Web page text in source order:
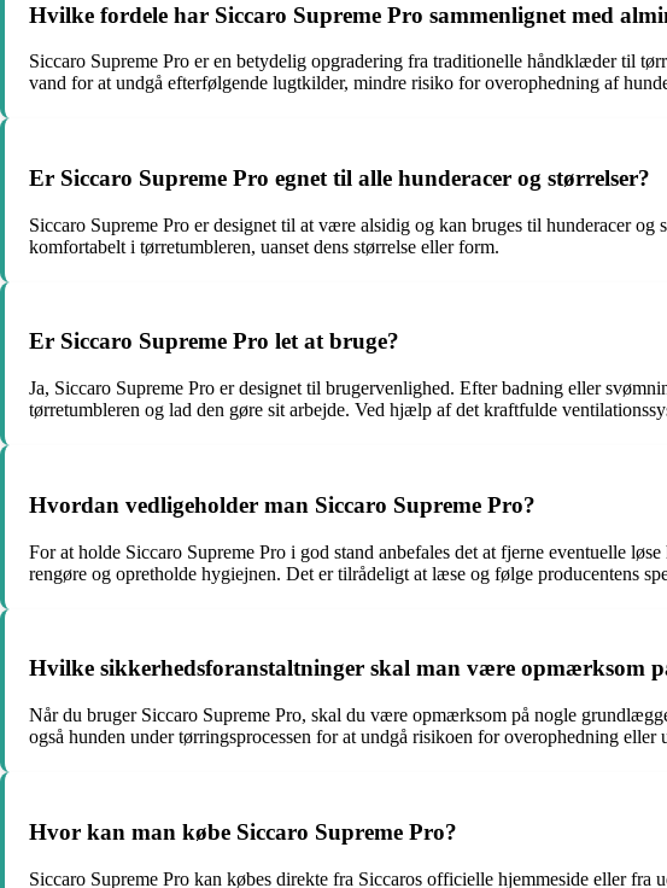
Hvilke fordele har Siccaro Supreme Pro sammenlignet med
Siccaro Supreme Pro er en betydelig opgradering fra traditionelle håndklæder til
vand for at undgå efterfølgende lugtkilder, mindre risiko for overophedning af
Er Siccaro Supreme Pro egnet til alle hunderacer og størrelser?
Siccaro Supreme Pro er designet til at være alsidig og kan bruges til hunderacer
komfortabelt i tørretumbleren, uanset dens størrelse eller form.
Er Siccaro Supreme Pro let at bruge?
Ja, Siccaro Supreme Pro er designet til brugervenlighed. Efter badning eller
tørretumbleren og lad den gøre sit arbejde. Ved hjælp af det kraftfulde
Hvordan vedligeholder man Siccaro Supreme Pro?
For at holde Siccaro Supreme Pro i god stand anbefales det at fjerne eventuelle
rengøre og opretholde hygiejnen. Det er tilrådeligt at læse og følge producentens
Hvilke sikkerhedsforanstaltninger skal man være opmærksom
Når du bruger Siccaro Supreme Pro, skal du være opmærksom på nogle
også hunden under tørringsprocessen for at undgå risikoen for overophedning
Hvor kan man købe Siccaro Supreme Pro?
Siccaro Supreme Pro kan købes direkte fra Siccaros officielle hjemmeside eller